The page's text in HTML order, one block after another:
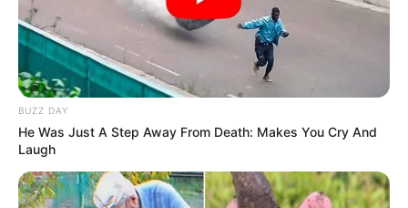
BUZZ DAY
He Was Just A Step Away From Death: Makes You Cry And
Laugh